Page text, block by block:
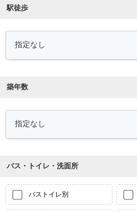
駅徒歩
築年数
バス・トイレ・洗面所
バストイレ別